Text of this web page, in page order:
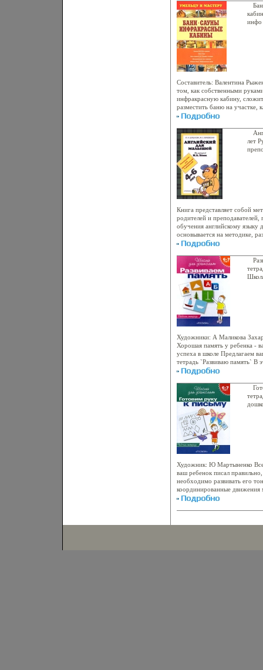
технического уровня
Приведены новые технологии
поддержки жизненного цикла
принципы CALS/PLM-
комплексы для бксофих
информационное поле,
аспекты внедрения CALS/
примеры модулей САПР -
компоновки ракетного
компоновочной схемы
специалистов, научная и
которых связана с
вооружения и других
систем с
проектирования Она может
и адъюнктов, студентов
обучающихся по
Авторы Виктор Нестеров
Куприков Леонид Маркин.
инфо
Составитель: Валентина
том, как собственными
инфракрасную кабину,
разместить баню на участке,
аыясоинструменты для
инфракрасной кабиной в
целях.
лет
Книга представляет собой
родителей и преподавателей,
обучения английскому языку
основывается на методике,
апробированной
подробные пояснения по
аудиоподдержка (в комплект
облегчают работу и
родителей и преподавателей
методибкстчческого
тетради, книги для
методический комплекс
дошкольных учебных
также использоваться
НАБонк Авторы Ирина
Художники: А Маликова
Хорошая память у ребенка -
успеха в школе Предлагаем
тетрадь `Развиваю память` В
занимательные упражнения,
предназначена для
ребенка Если вы сможете
тетради 20 - 25 минут, то
значительно
легче впоследствии
(показать всех авторов)
Кутявина Ирина Топоркова.
Художник: Ю Мартыненко
ваш ребенок писал
необходимо развивать его
координированные
саыяшчоставляющих кисть